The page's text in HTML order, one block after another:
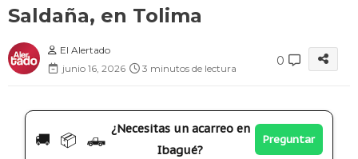
Saldaña, en Tolima
El Alertado
junio 16, 2026
3 minutos de lectura
0
🚚 📦 🛻
¿Necesitas un acarreo en
Ibagué?
Preguntar